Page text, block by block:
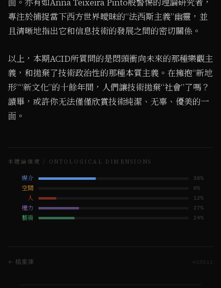
⾯。亦有如Anna Teixeira Pinto般警惕的理論研究者，
專注於捕捉當下⻄⽅世界曖昧的“法⻄斯主義”幽靈，並
且清晰地指出它和信息技術的發展之間的密切關係。
以上，本期ACID所質問的是悶頭衝向未來的那種樂觀主
義，和拋棄了技術政治性的那種本質主義。在擁抱“新地
形”“新⽂化”的⼗餘年間，⼈們讓技術拋棄“社會”了嗎？
讀畢，或許你⽆法僅僅欣賞技術純潔、⽆辜、優美的⼀
⾯。
本體論維度 / ONTOLOGICAL DIMENSIONS
媒介 38%
空間 0%
人 12%
權力 27%
藝術 24%
← 檔案庫 15511